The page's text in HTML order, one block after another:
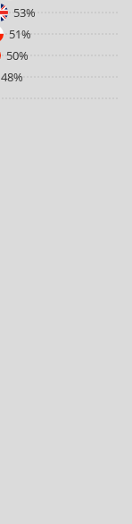
53%
51%
50%
48%